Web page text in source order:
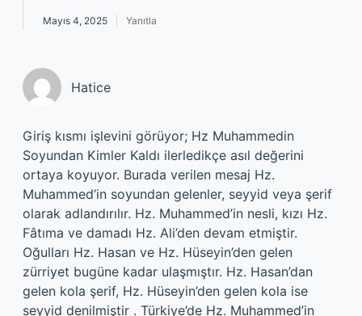
Mayıs 4, 2025 Yanıtla
Hatice
Giriş kısmı işlevini görüyor; Hz Muhammedin
Soyundan Kimler Kaldı ilerledikçe asıl değerini
ortaya koyuyor. Burada verilen mesaj Hz.
Muhammed’in soyundan gelenler, seyyid veya şerif
olarak adlandırılır. Hz. Muhammed’in nesli, kızı Hz.
Fâtıma ve damadı Hz. Ali’den devam etmiştir.
Oğulları Hz. Hasan ve Hz. Hüseyin’den gelen
zürriyet bugüne kadar ulaşmıştır. Hz. Hasan’dan
gelen kola şerif, Hz. Hüseyin’den gelen kola ise
seyyid denilmiştir . Türkiye’de Hz. Muhammed’in